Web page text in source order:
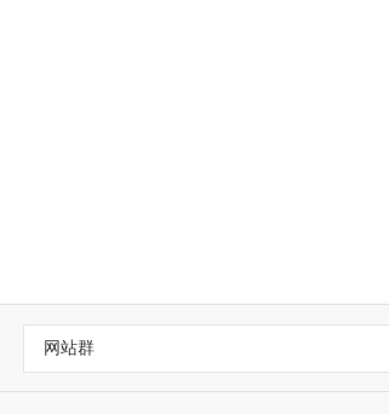
网站群